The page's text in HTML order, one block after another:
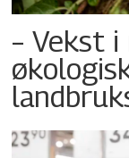
– Vekst